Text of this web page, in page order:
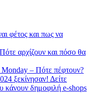
φέτος και πως να
αρχίζουν και πόσο θα
– Πότε πέφτουν?
ξεκίνησαν! Δείτε
κάνουν δημοφιλή e-shops